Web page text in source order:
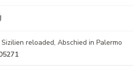
Sizilien reloaded, Abschied in Palermo